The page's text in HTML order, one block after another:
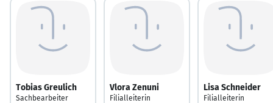
Tobias Greulich
Sachbearbeiter
Vlora Zenuni
Filialleiterin
Lisa Schneider
Filialleiterin